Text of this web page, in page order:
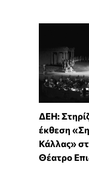
ΔΕΗ:
έκθεση
Κάλλας»
Θέατρο